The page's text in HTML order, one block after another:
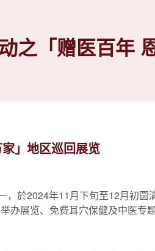
之「赠医百年
」地区巡回展览
，於2024年11月下旬至12月初
展览、免费耳穴保健及中医专